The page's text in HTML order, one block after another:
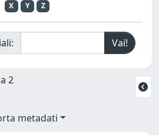
X
Y Z
2
metadati